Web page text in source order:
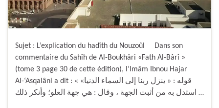
Sujet : L’explication du hadîth du Nouzoûl Dans son
commentaire du Sahîh de Al-Boukhâri «Fath Al-Bârî »
(tome 3 page 30 de cette édition), l’Imâm Ibnou Hajar
Al-‘Asqalâni a dit : « قوله : « ينزل ربنا إلى السماء الدنيا»
استدل به من أثبت الجهة ، وقال : هي جهة العلو؛ وأنكر ذلك …